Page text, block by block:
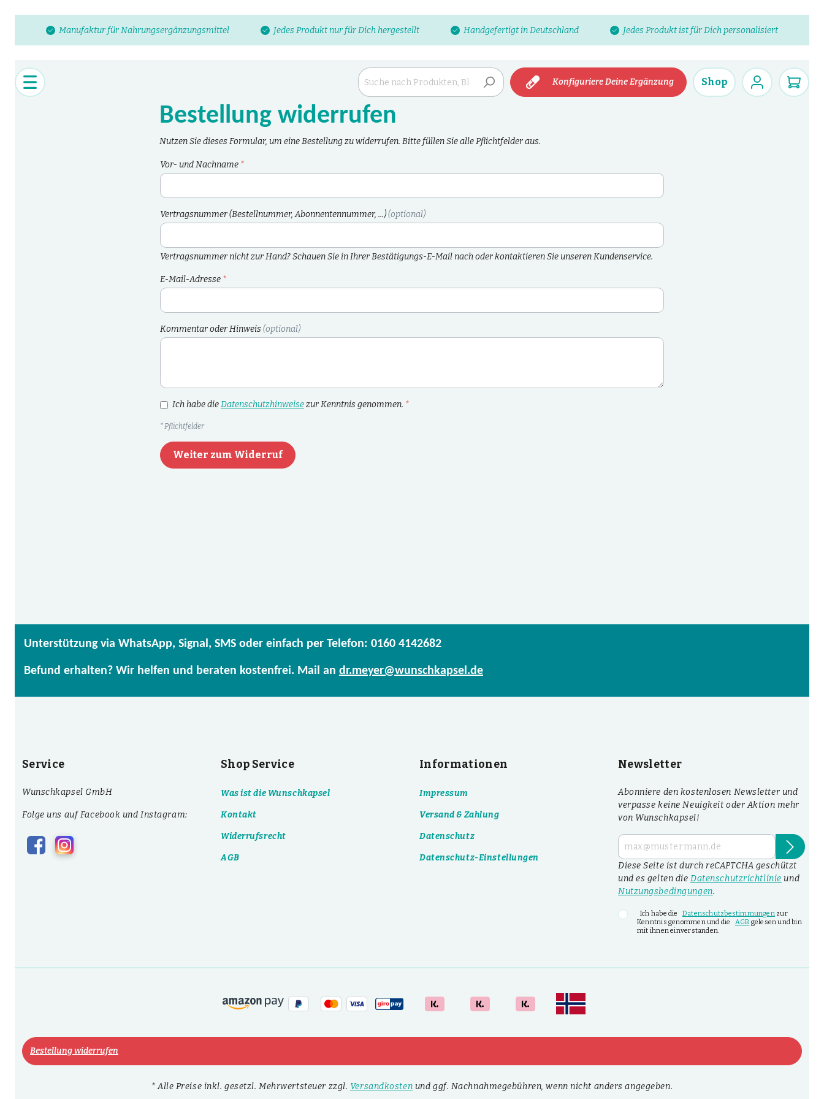
Manufaktur für Nahrungsergänzungsmittel Jedes Produkt nur für Dich hergestellt Handgefertigt in Deutschland Jedes Produkt ist für Dich personalisiert
Konfiguriere Deine Ergänzung Shop
Bestellung widerrufen
Nutzen Sie dieses Formular, um eine Bestellung zu widerrufen. Bitte füllen Sie alle Pflichtfelder aus.
Vor- und Nachname *
Vertragsnummer (Bestellnummer, Abonnentennummer, ...)(optional)
Vertragsnummer nicht zur Hand? Schauen Sie in Ihrer Bestätigungs-E-Mail nach oder kontaktieren Sie unseren Kundenservice.
E-Mail-Adresse *
Kommentar oder Hinweis(optional)
Ich habe dieDatenschutzhinweisezur Kenntnis genommen. *
* Pflichtfelder
Weiter zum Widerruf
Unterstützung via WhatsApp, Signal, SMS oder einfach per Telefon: 0160 4142682
Befund erhalten? Wir helfen und beraten kostenfrei. Mail an dr.meyer@wunschkapsel.de
Service
Wunschkapsel GmbH
Folge uns auf Facebook und Instagram:
Shop Service
Was ist die Wunschkapsel
Kontakt
Widerrufsrecht
AGB
Informationen
Impressum
Versand & Zahlung
Datenschutz
Datenschutz-Einstellungen
Newsletter
Abonniere den kostenlosen Newsletter und
verpasse keine Neuigkeit oder Aktion mehr
von Wunschkapsel!
Diese Seite ist durch reCAPTCHA geschützt
und es gelten dieDatenschutzrichtlinie und
Nutzungsbedingungen.
Ich habe die Datenschutzbestimmungenzur
Kenntnis genommen und die
AGB gelesen und bin
mit ihnen einverstanden.
Bestellung widerrufen
* Alle Preise inkl. gesetzl. Mehrwertsteuer zzgl. Versandkosten und ggf. Nachnahmegebühren, wenn nicht anders angegeben.